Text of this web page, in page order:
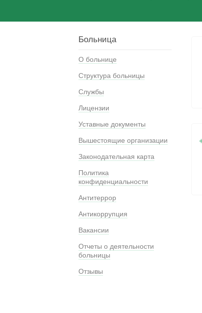
Больница
О больнице
Структура больницы
Службы
Лицензии
Уставные документы
Вышестоящие организации
Законодательная карта
Политика
конфиденциальности
Антитеррор
Антикоррупция
Вакансии
Отчеты о деятельности
больницы
Отзывы